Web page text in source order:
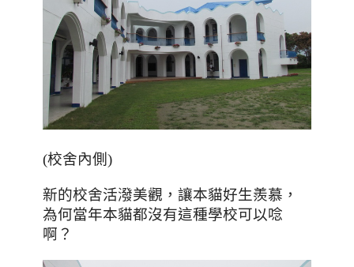
(校舍內側)
新的校舍活潑美觀 ，讓本貓好生羨慕，
為何當年本貓都沒有這種學校可以唸
啊？